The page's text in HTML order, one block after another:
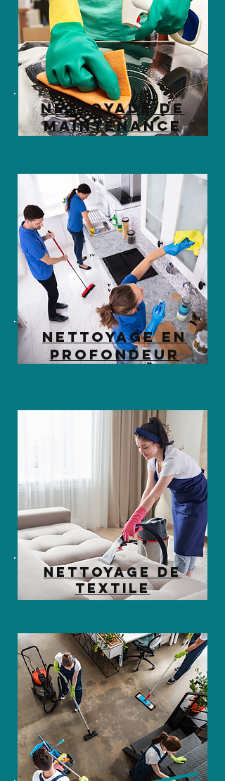
Nettoyade de
maintenance
nettoyage en
profondeur
nettoyage de
textile